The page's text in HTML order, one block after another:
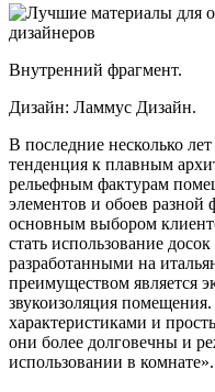
Внутренний фрагмент.
Дизайн: Ламмус Дизайн.
В последние несколько
тенденция к плавным
рельефным фактурам
элементов и обоев разной
основным выбором
стать использование
разработанными на
преимуществом является
звукоизоляция
характеристиками и
они более долговечны и
использовании в комнате».